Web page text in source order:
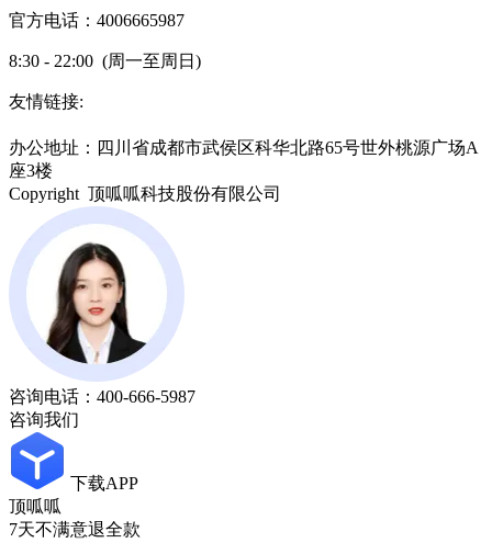
官方电话：4006665987
8:30 - 22:00 (周一至周日)
友情链接:
办公地址：四川省成都市武侯区科华北路65号世外桃源广场A
座3楼
Copyright 顶呱呱科技股份有限公司
咨询电话： 400-666-5987
咨询我们
下载APP
顶呱呱
7天不满意退全款